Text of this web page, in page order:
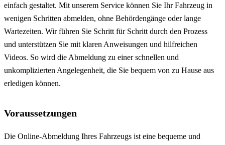
einfach gestaltet. Mit unserem Service können Sie Ihr Fahrzeug in
wenigen Schritten abmelden, ohne Behördengänge oder lange
Wartezeiten. Wir führen Sie Schritt für Schritt durch den Prozess
und unterstützen Sie mit klaren Anweisungen und hilfreichen
Videos. So wird die Abmeldung zu einer schnellen und
unkomplizierten Angelegenheit, die Sie bequem von zu Hause aus
erledigen können.
Voraussetzungen
Die Online-Abmeldung Ihres Fahrzeugs ist eine bequeme und